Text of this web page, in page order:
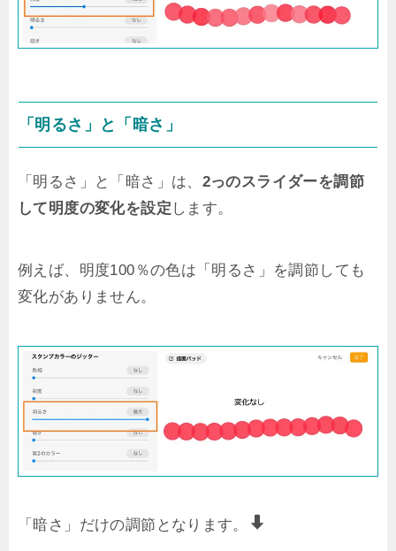
「明るさ」と「暗さ」
「明るさ」と「暗さ」は、 2っのスライダーを調節
して明度の変化を設定 します。
例えば、明度100％の色は「明るさ」を調節しても
変化がありません。
「暗さ」だけの調節となります。